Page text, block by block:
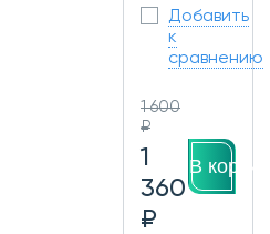
Добавить
к
сравнению
1 600
₽
1
360
₽
В